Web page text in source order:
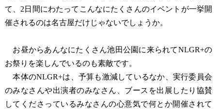
て、2日間にわたってこんなにたくさんのイベントが一挙開
催されるのは名古屋だけじゃないでしょうか。
お昼からあんなにたくさん池田公園に来られてNLGR+の
お祭りを楽しんでいるのも素敵です。
本体のNLGR+は、予算も激減しているなか、実行委員会
のみなさんや出演者のみなさん、ブースを出展したり協賛
してくださっているみなさんの心意気で何とか開催されて